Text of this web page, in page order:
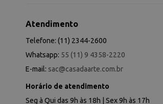
Atendimento
Telefone: (11) 2344-2600
Whatsapp: 55 (11) 9 4358-2220
E-mail: sac@casadaarte.com.br
Horário de atendimento
Seg à Qui das 9h às 18h | Sex 9h às 17h